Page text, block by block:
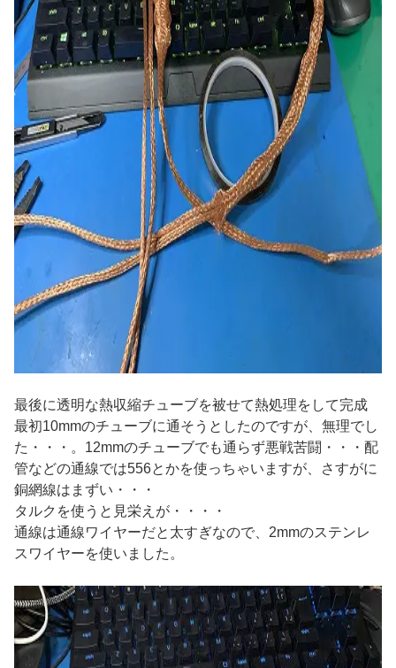
最後に透明な熱収縮チューブを被せて熱処理をして完成
最初10mmのチューブに通そうとしたのですが、無理でし
た・・・。12mmのチューブでも通らず悪戦苦闘・・・配
管などの通線では556とかを使っちゃいますが、さすがに
銅網線はまずい・・・
タルクを使うと見栄えが・・・・
通線は通線ワイヤーだと太すぎなので、2mmのステンレ
スワイヤーを使いました。